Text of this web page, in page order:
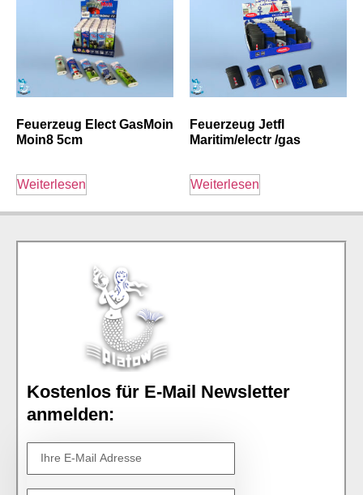
Feuerzeug Elect GasMoin
Moin8 5cm
Weiterlesen
Feuerzeug Jetfl
Maritim/electr /gas
Weiterlesen
Kostenlos für E-Mail Newsletter
anmelden: